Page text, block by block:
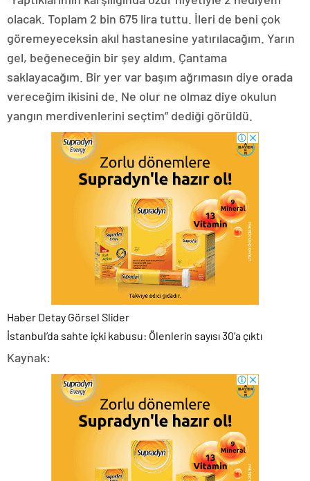
olacak. Toplam 2 bin 675 lira tuttu. İleri de beni çok
göremeyeceksin akıl hastanesine yatırılacağım. Yarın
gel, beğeneceğin bir şey aldım. Çantama
saklayacağım. Bir yer var başım ağrımasın diye orada
vereceğim ikisini de. Ne olur ne olmaz diye okulun
yangın merdivenlerini seçtim” dediği görüldü.
Haber Detay Görsel Slider
İstanbul’da sahte içki kabusu: Ölenlerin sayısı 30’a çıktı
Kaynak: